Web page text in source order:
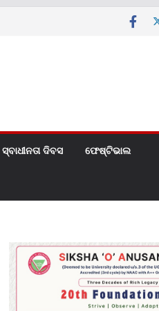
ସ୍ବାଧୀନତା ଦିବସ ଫେଷ୍ଟିଭାଲ